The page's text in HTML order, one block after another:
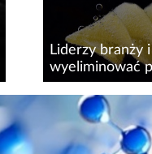
Liderzy branży
wyeliminować
Ukko, firma